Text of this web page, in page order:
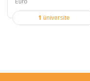
1 üniversite